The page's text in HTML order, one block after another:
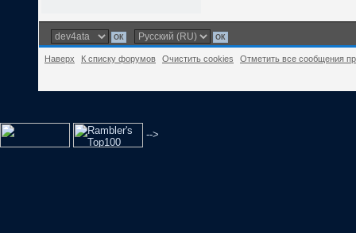
Наверх К списку форумов Очистить cookies Отметить все сообщения
-->